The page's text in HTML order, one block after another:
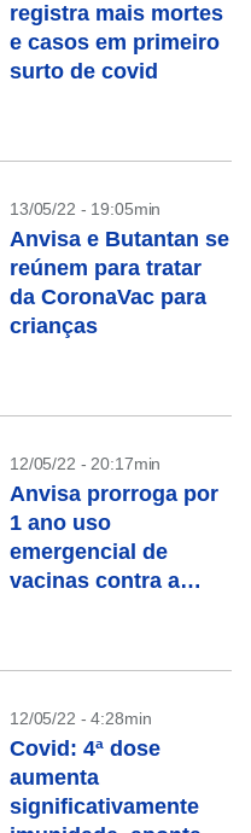
registra mais mortes
e casos em primeiro
surto de covid
13/05/22 - 19:05min
Anvisa e Butantan se
reúnem para tratar
da CoronaVac para
crianças
12/05/22 - 20:17min
Anvisa prorroga por
1 ano uso
emergencial de
vacinas contra a
12/05/22 - 4:28min
Covid: 4ª dose
aumenta
significativamente